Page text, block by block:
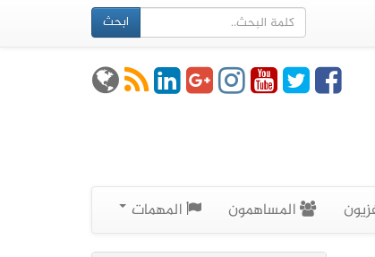
ابحث
المساهمون المهمات